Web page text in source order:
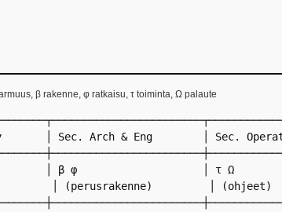
β rakenne, φ ratkaisu, τ toiminta, Ω palaute
│ Sec. Arch & Eng        │ Sec.
│ β φ                    │ τ Ω
│ (perusrakenne)         │